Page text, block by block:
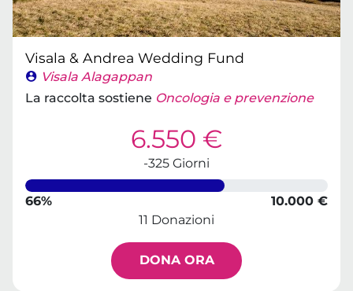
Visala & Andrea Wedding Fund
Visala Alagappan
La raccolta sostiene Oncologia e prevenzione
6.550 €
-325 Giorni
66%
10.000 €
11 Donazioni
DONA ORA